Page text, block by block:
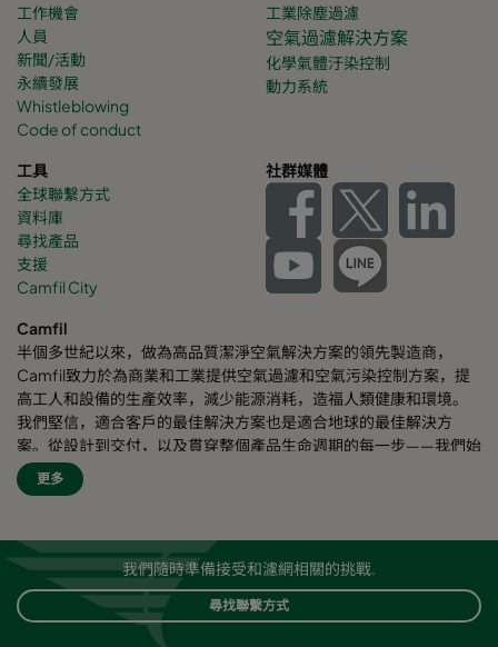
工作機會
人員
新聞/活動
永續發展
Whistleblowing
Code of conduct
工業除塵過濾
空氣過濾解決方案
化學氣體汙染控制
動力系統
工具
全球聯繫方式
資料庫
尋找產品
支援
Camfil City
社群媒體
Camfil
半個多世紀以來，做為高品質潔淨空氣解決方案的領先製造商，
Camfil致力於為商業和工業提供空氣過濾和空氣污染控制方案，提
高工人和設備的生產效率，減少能源消耗，造福人類健康和環境。
我們堅信，適合客戶的最佳解決方案也是適合地球的最佳解決方
案。從設計到交付，以及貫穿整個產品生命週期的每一步——我們始
終考慮我們的事業對周圍員工乃至對整個世界的影響。我們採用全
新的問題解決方案、創新的設計、精準的工藝控制，高度重視客
人都能輕鬆呼吸潔淨空氣。Camfil自豪地為客戶提供服務和支援。
我們的客戶來自不同行業和不同區域，遍佈世界各個角落。Camfil
致力於保護人員健康、工藝流程以及環境安全。
更多
我們隨時準備接受和濾網相關的挑戰.
尋找聯繫方式